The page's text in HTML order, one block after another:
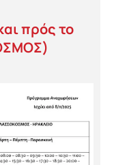
πρός το